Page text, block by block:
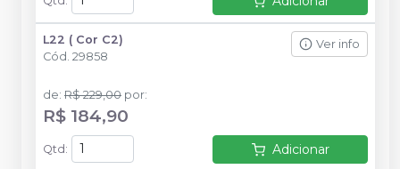
L22 ( Cor C2)
Cód. 29858
Ver info
de: R$ 229,00 por:
R$ 184,90
Qtd : Adicionar